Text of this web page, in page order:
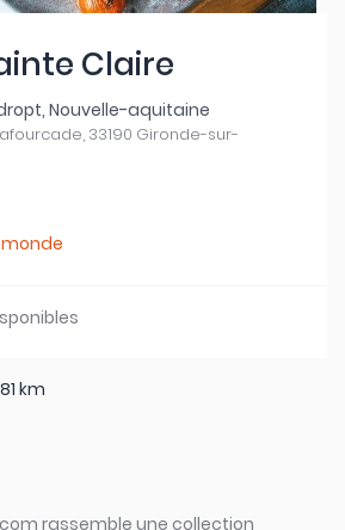
Claire
Nouvelle-aquitaine
33190 Gironde-sur-
km
rassemble une collection